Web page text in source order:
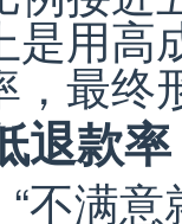
是用高
，最终
退款
不满